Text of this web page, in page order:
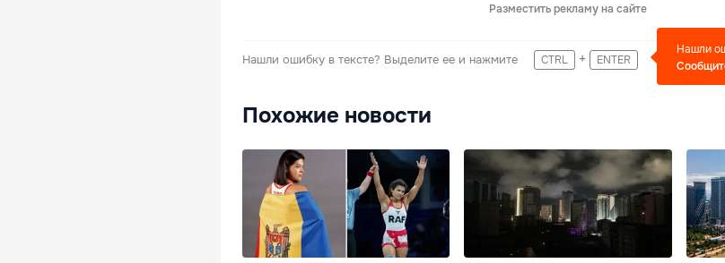
Разместить рекламу на сайте
Нашли ошибку в тексте? Выделите ее и нажмите CTRL + ENTER
Нашли
Похожие новости